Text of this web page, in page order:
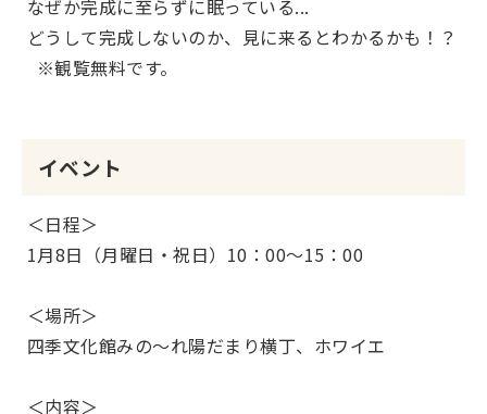
なぜか完成に至らずに眠っている...
どうして完成しないのか、見に来るとわかるかも！？
※観覧無料です。
イベント
＜日程＞
1月8日（月曜日・祝日）10：00～15：00
＜場所＞
四季文化館みの～れ陽だまり横丁、ホワイエ
＜内容＞